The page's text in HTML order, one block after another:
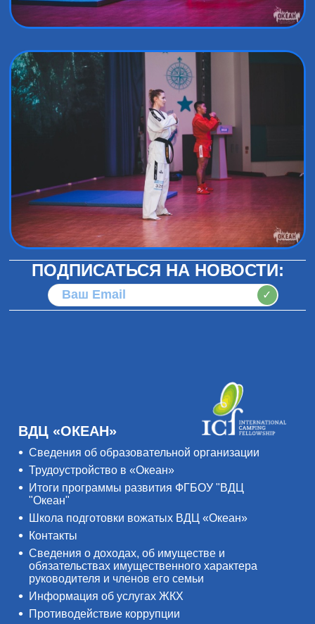
ПОДПИСАТЬСЯ НА НОВОСТИ:
✓
ВДЦ «ОКЕАН»
Сведения об образовательной организации
Трудоустройство в «Океан»
Итоги программы развития ФГБОУ "ВДЦ
"Океан"
Школа подготовки вожатых ВДЦ «Океан»
Контакты
Сведения о доходах, об имуществе и
обязательствах имущественного характера
руководителя и членов его семьи
Информация об услугах ЖКХ
Противодействие коррупции